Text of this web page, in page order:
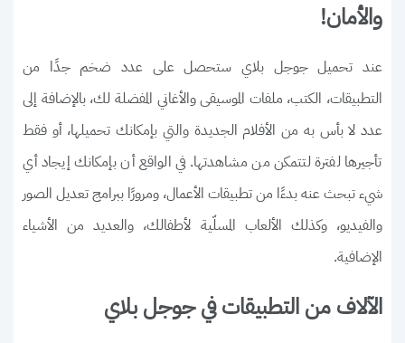
والأمان!
عند تحميل جوجل بلاي ستحصل على عدد ضخم جدًا من
التطبيقات، الكتب، ملفات الموسيقى والأغاني المفضلة لك، بالإضافة إلى
عدد لا بأس به من الأفلام الجديدة والتي بإمكانك تحميلها، أو فقط
تأجيرها لفترة لتتمكن من مشاهدتها. في الواقع أن بإمكانك إيجاد أي
شيء تبحث عنه بدءًا من تطبيقات الأعمال، ومرورًا ببرامج تعديل الصور
والفيديو، وكذلك الألعاب المسلّية لأطفالك، والعديد من الأشياء
الإضافية.
الآلاف من التطبيقات في جوجل بلاي